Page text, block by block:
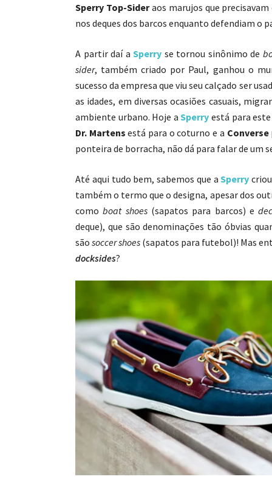
Sperry Top-Sideraos marujos que
nos deques dos barcos enquanto defendiam o
A partir daí a Sperry se tornou sinônimo de
sider, também criado por Paul, ganhou o
sucesso da empresa que viu seu calçado ser
as idades, em diversas ocasiões casuais,
ambiente urbano. Hoje aSperry está para
Dr. Martens está para o coturno e a Converse
ponteira de borracha, não dá para falar de um
Até aqui tudo bem, sabemos que aSperry
também o termo que o designa, apesar dos
comoboat shoes(sapatos para barcos) e
deque), que são denominações tão óbvias
são soccer shoes (sapatos para futebol)! Mas
docksides?